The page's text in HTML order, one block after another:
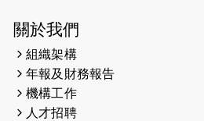
2026-05-28
2026-05-22
2026-05-21
關於我們
組織架構
年報及財務報告
機構工作
人才招聘